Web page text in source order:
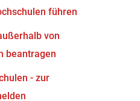
führen
von
beantragen
- zur